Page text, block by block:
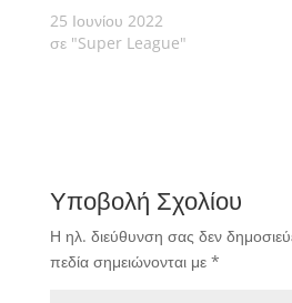
25 Ιουνίου 2022
σε "Super League"
Υποβολή Σχολίου
Η ηλ. διεύθυνση σας δεν
πεδία σημειώνονται με *